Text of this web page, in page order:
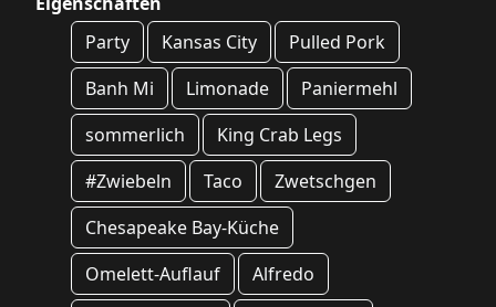
Party
Kansas City
Pulled Pork
Banh Mi
Limonade
Paniermehl
sommerlich
King Crab Legs
#Zwiebeln
Taco
Zwetschgen
Chesapeake Bay-Küche
Omelett-Auflauf
Alfredo